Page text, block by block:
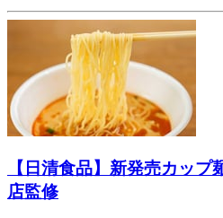
【日清食品】新発売カッ
店監修